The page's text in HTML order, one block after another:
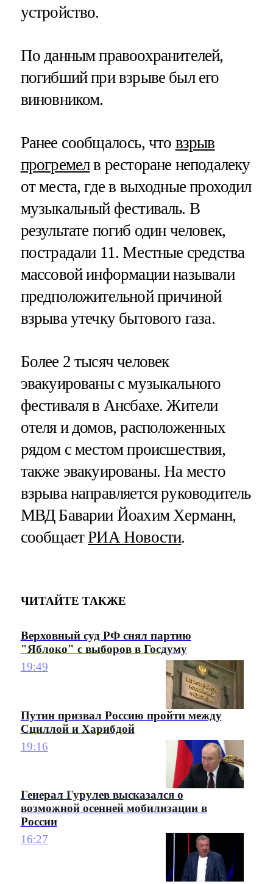
устройство.
По данным правоохранителей,
погибший при взрыве был его
виновником.
Ранее сообщалось, что взрыв
прогремелв ресторане неподалеку
от места, где в выходные проходил
музыкальный фестиваль. В
результате погиб один человек,
пострадали 11. Местные средства
массовой информации называли
предположительной причиной
взрыва утечку бытового газа.
Более 2 тысяч человек
эвакуированы с музыкального
фестиваля в Ансбахе. Жители
отеля и домов, расположенных
рядом с местом происшествия,
также эвакуированы. На место
взрыва направляется руководитель
МВД Баварии Йоахим Херманн,
сообщаетРИА Новости.
ЧИТАЙТЕ ТАКЖЕ
Верховный суд РФ снял партию
"Яблоко" с выборов в Госдуму
19:49
Путин призвал Россию пройти между
Сциллой и Харибдой
19:16
Генерал Гурулев высказался о
возможной осенней мобилизации в
России
16:27